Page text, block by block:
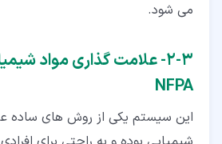
می ‌شود.
۳‏-‏۲‏- علامت ‌گذاری مواد
NFPA
این سیستم یکی از روش ‌های ساده